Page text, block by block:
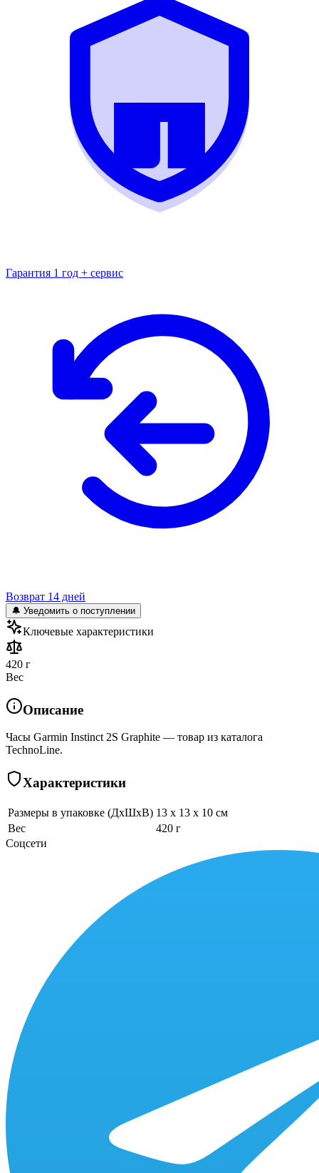
Гарантия 1 год + сервис
Возврат 14 дней
🔔 Уведомить о поступлении
Ключевые характеристики
420 г
Вес
Описание
Часы Garmin Instinct 2S Graphite — товар из каталога
TechnoLine.
Характеристики
Размеры в упаковке (ДхШхВ) 13 x 13 x 10 см
Вес
420 г
Соцсети